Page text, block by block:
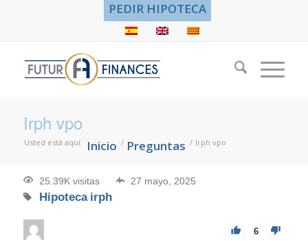
PEDIR HIPOTECA
Irph vpo
Usted está aquí: Inicio / Preguntas / Irph vpo
25.39K visitas 27 mayo, 2025
Hipoteca irph
6